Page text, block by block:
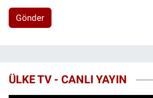
Gönder
ÜLKE TV - CANLI YAYIN